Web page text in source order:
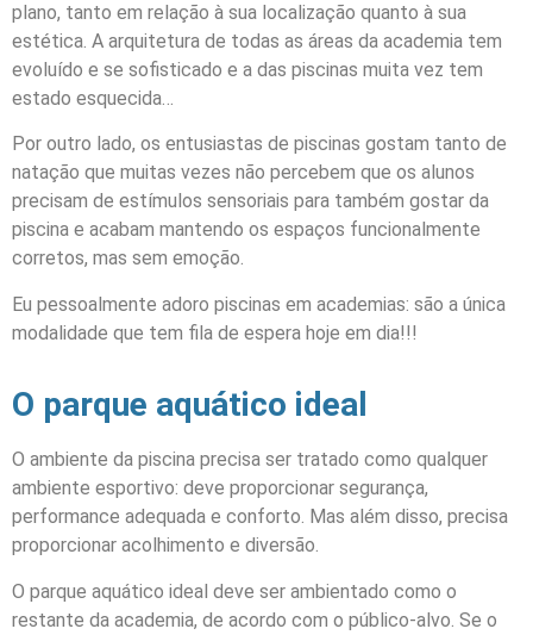
plano, tanto em relação à sua localização quanto à sua
estética. A arquitetura de todas as áreas da academia tem
evoluído e se sofisticado e a das piscinas muita vez tem
estado esquecida…
Por outro lado, os entusiastas de piscinas gostam tanto de
natação que muitas vezes não percebem que os alunos
precisam de estímulos sensoriais para também gostar da
piscina e acabam mantendo os espaços funcionalmente
corretos, mas sem emoção.
Eu pessoalmente adoro piscinas em academias: são a única
modalidade que tem fila de espera hoje em dia!!!
O parque aquático ideal
O ambiente da piscina precisa ser tratado como qualquer
ambiente esportivo: deve proporcionar segurança,
performance adequada e conforto. Mas além disso, precisa
proporcionar acolhimento e diversão.
O parque aquático ideal deve ser ambientado como o
restante da academia, de acordo com o público-alvo. Se o